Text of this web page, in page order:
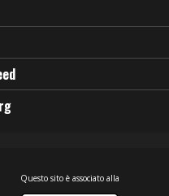
Questo sito è associato alla